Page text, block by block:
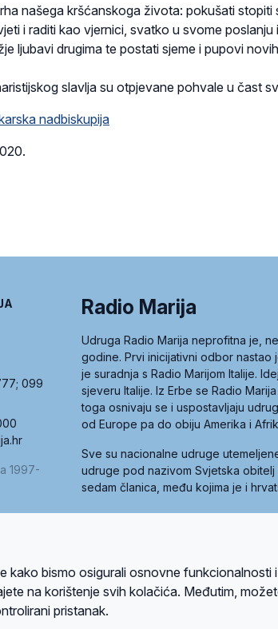
našega kršćanskoga života: pokušati
i raditi kao vjernici, svatko u svome
ljubavi drugima te postati sjeme i pupovi
slavlja su otpjevane pohvale u čast
nadbiskupija
099
1997-
Radio Marija
Udruga Radio Marija neprofitna je,
godine. Prvi inicijativni odbor nastao
je suradnja s Radio Marijom Italije.
sjeveru Italije. Iz Erbe se Radio
toga osnivaju se i uspostavljaju
od Europe pa do obiju Amerika i
Sve su nacionalne udruge
udruge pod nazivom Svjetska obitelj
sedam članica, među kojima je i
sustavom
kako bismo osigurali osnovne funkcionalnosti
na korištenje svih kolačića. Međutim,
pristanak.